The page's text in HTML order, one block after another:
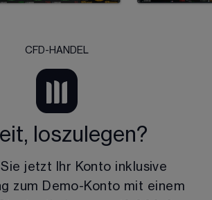
CFD-HANDEL
loszulegen?
jetzt Ihr Konto inklusive
zum Demo-Konto mit einem